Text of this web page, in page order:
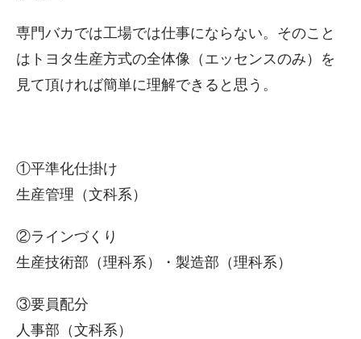
専門バカでは工場では仕事にならない。そのこと
はトヨタ生産方式の全体像（エッセンスのみ）を
見て頂ければ簡単に理解できると思う。
①平準化仕掛け
生産管理（文科系）
②ラインづくり
生産技術部（理科系）・製造部（理科系）
③要員配分
人事部（文科系）